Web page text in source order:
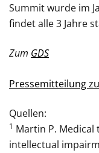
Summit wurde im
findet alle 3 Jahre
Zum GDS
Pressemitteilung
Quellen:
1 Martin P.
intellectual